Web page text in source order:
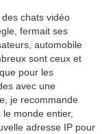
chats vidéo
fermait ses
automobile
sont ceux et
pour les
avec une
je recommande
monde entier,
adresse IP pour